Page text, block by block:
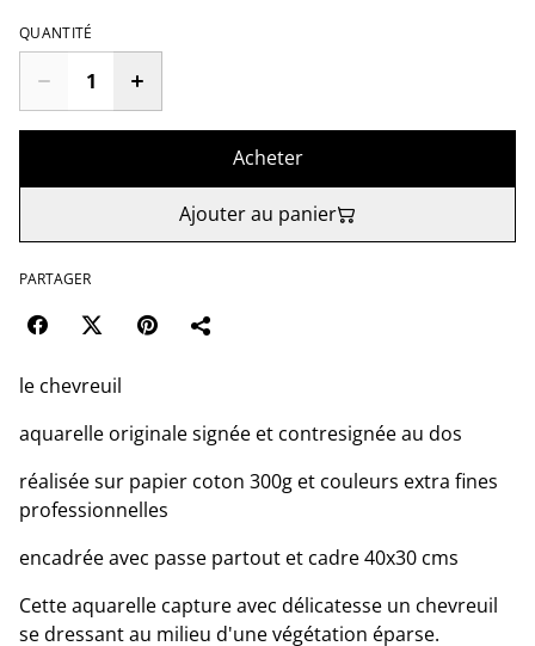
QUANTITÉ
Acheter
Ajouter au panier
PARTAGER
le chevreuil
aquarelle originale signée et contresignée au dos
réalisée sur papier coton 300g et couleurs extra fines
professionnelles
encadrée avec passe partout et cadre 40x30 cms
Cette aquarelle capture avec délicatesse un chevreuil
se dressant au milieu d'une végétation éparse.